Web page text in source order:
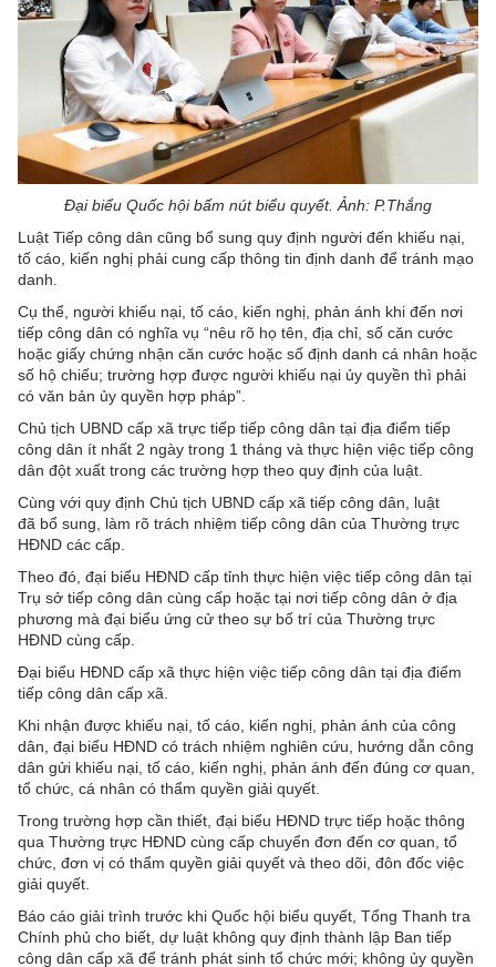
Đại biểu Quốc hội bấm nút biểu quyết. Ảnh: P.Thắng
Luật Tiếp công dân cũng bổ sung quy định người đến khiếu nại,
tố cáo, kiến nghị phải cung cấp thông tin định danh để tránh mạo
danh.
Cụ thể, người khiếu nại, tố cáo, kiến nghị, phản ánh khi đến nơi
tiếp công dân có nghĩa vụ “nêu rõ họ tên, địa chỉ, số căn cước
hoặc giấy chứng nhận căn cước hoặc số định danh cá nhân hoặc
số hộ chiếu; trường hợp được người khiếu nại ủy quyền thì phải
có văn bản ủy quyền hợp pháp”.
Chủ tịch UBND cấp xã trực tiếp tiếp công dân tại địa điểm tiếp
công dân ít nhất 2 ngày trong 1 tháng và thực hiện việc tiếp công
dân đột xuất trong các trường hợp theo quy định của luật.
Cùng với quy định Chủ tịch UBND cấp xã tiếp công dân, luật
đã bổ sung, làm rõ trách nhiệm tiếp công dân của Thường trực
HĐND các cấp.
Theo đó, đại biểu HĐND cấp tỉnh thực hiện việc tiếp công dân tại
Trụ sở tiếp công dân cùng cấp hoặc tại nơi tiếp công dân ở địa
phương mà đại biểu ứng cử theo sự bố trí của Thường trực
HĐND cùng cấp.
Đại biểu HĐND cấp xã thực hiện việc tiếp công dân tại địa điểm
tiếp công dân cấp xã.
Khi nhận được khiếu nại, tố cáo, kiến nghị, phản ánh của công
dân, đại biểu HĐND có trách nhiệm nghiên cứu, hướng dẫn công
dân gửi khiếu nại, tố cáo, kiến nghị, phản ánh đến đúng cơ quan,
tổ chức, cá nhân có thẩm quyền giải quyết.
Trong trường hợp cần thiết, đại biểu HĐND trực tiếp hoặc thông
qua Thường trực HĐND cùng cấp chuyển đơn đến cơ quan, tổ
chức, đơn vị có thẩm quyền giải quyết và theo dõi, đôn đốc việc
giải quyết.
Báo cáo giải trình trước khi Quốc hội biểu quyết, Tổng Thanh tra
Chính phủ cho biết, dự luật không quy định thành lập Ban tiếp
công dân cấp xã để tránh phát sinh tổ chức mới; không ủy quyền